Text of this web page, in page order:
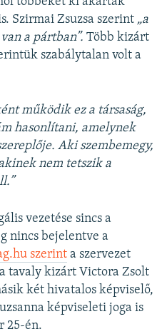
Szirmai Zsuzsa szerint „a
a pártban”. Több kizárt
szabálytalan volt a
működik ez a társaság,
hasonlítani, amelynek
Aki szembemegy,
nem tetszik a
vezetése sincs a
nincs bejelentve a
szerint a szervezet
tavaly kizárt Victora Zsolt
két hivatalos képviselő,
képviseleti joga is
25-én.